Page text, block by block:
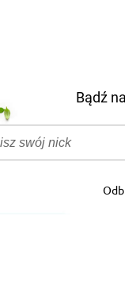
Bądź